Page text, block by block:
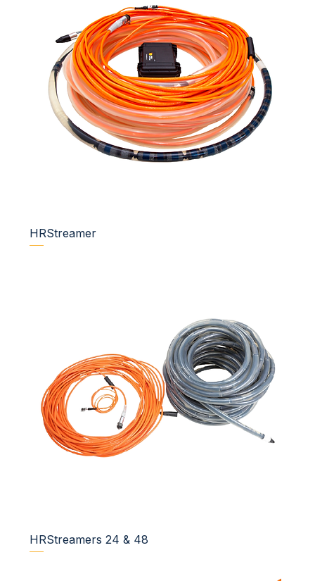
HRStreamer
HRStreamers 24 & 48